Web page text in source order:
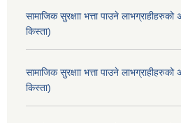
सामाजिक सुरक्षाा भत्ता पाउने
किस्ता)
सामाजिक सुरक्षाा भत्ता पाउने
किस्ता)